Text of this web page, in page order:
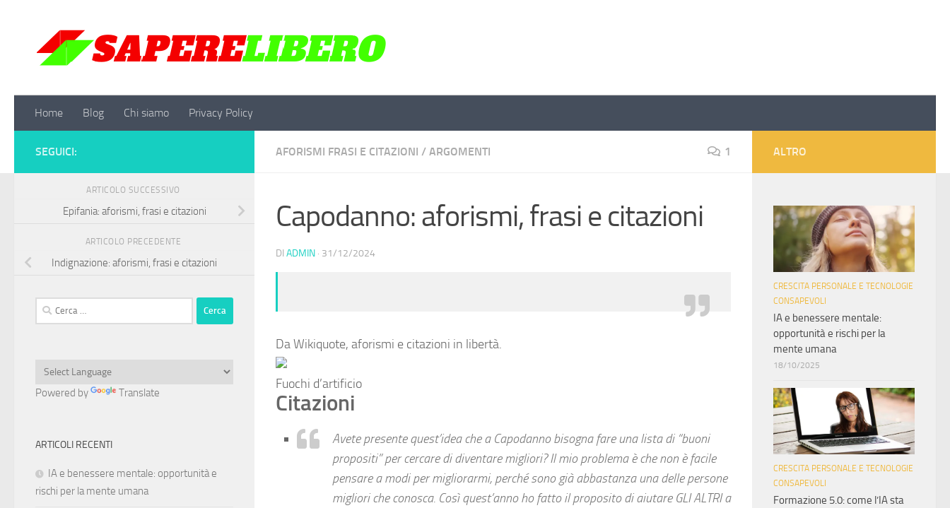
Home Blog Chi siamo Privacy Policy
AFORISMI FRASI E CITAZIONI / ARGOMENTI 1
Capodanno: aforismi, frasi e citazioni
DI ADMIN · 31/12/2024
Da Wikiquote, aforismi e citazioni in libertà.
Fuochi d’artificio
Citazioni
Avete presente quest’idea che a Capodanno bisogna fare una lista di “buoni
propositi” per cercare di diventare migliori? Il mio problema è che non è facile
pensare a modi per migliorarmi, perché sono già abbastanza una delle persone
migliori che conosca. Così quest’anno ho fatto il proposito di aiutare GLI ALTRI a
SEGUICI:
ARTICOLO SUCCESSIVO
Epifania: aforismi, frasi e citazioni
ARTICOLO PRECEDENTE
Indignazione: aforismi, frasi e citazioni
Ricerca
per:
Powered by Translate
ARTICOLI RECENTI
IA e benessere mentale: opportunità e
rischi per la mente umana
ALTRO
CRESCITA PERSONALE E TECNOLOGIE
CONSAPEVOLI
IA e benessere mentale:
opportunità e rischi per la
mente umana
18/10/2025
CRESCITA PERSONALE E TECNOLOGIE
CONSAPEVOLI
Formazione 5.0: come l’IA sta